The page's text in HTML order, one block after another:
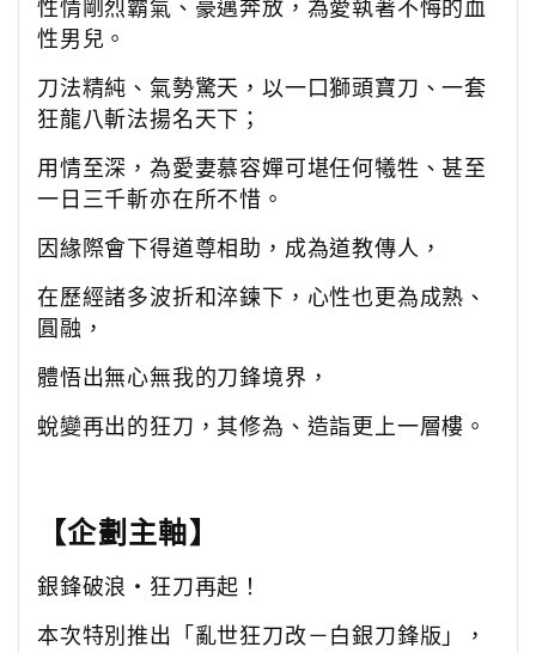
性情剛烈霸氣、豪邁奔放，為愛執著不悔的血
性男兒。
刀法精純、氣勢驚天，以一口獅頭寶刀、一套
狂龍八斬法揚名天下；
用情至深，為愛妻慕容嬋可堪任何犧牲、甚至
一日三千斬亦在所不惜。
因緣際會下得道尊相助，成為道教傳人，
在歷經諸多波折和淬鍊下，心性也更為成熟、
圓融，
體悟出無心無我的刀鋒境界，
蛻變再出的狂刀，其修為、造詣更上一層樓。
【企劃主軸】
銀鋒破浪・狂刀再起！
本次特別推出「亂世狂刀改－白銀刀鋒版」，